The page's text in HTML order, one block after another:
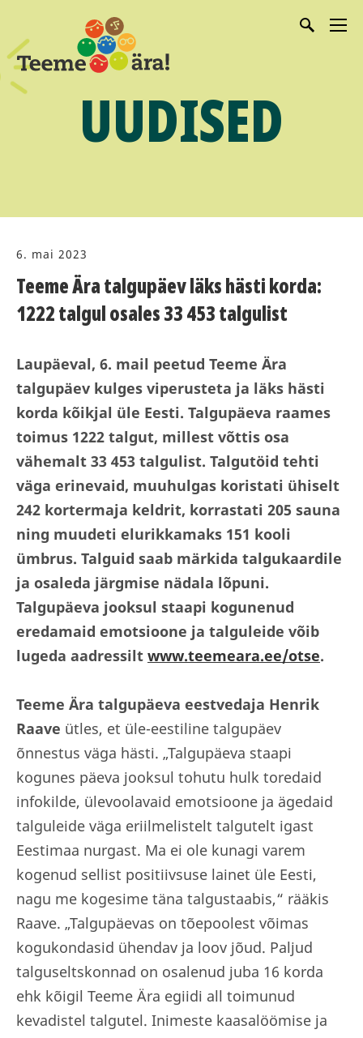
UUDISED
6. mai 2023
Teeme Ära talgupäev läks hästi korda:
1222 talgul osales 33 453 talgulist
Laupäeval, 6. mail peetud Teeme Ära
talgupäev kulges viperusteta ja läks hästi
korda kõikjal üle Eesti. Talgupäeva raames
toimus 1222 talgut, millest võttis osa
vähemalt 33 453 talgulist. Talgutöid tehti
väga erinevaid, muuhulgas koristati ühiselt
242 kortermaja keldrit, korrastati 205 sauna
ning muudeti elurikkamaks 151 kooli
ümbrus. Talguid saab märkida talgukaardile
ja osaleda järgmise nädala lõpuni.
Talgupäeva jooksul staapi kogunenud
eredamaid emotsioone ja talguleide võib
lugeda aadressilt www.teemeara.ee/otse.
Teeme Ära talgupäeva eestvedaja Henrik
Raave ütles, et üle-eestiline talgupäev
õnnestus väga hästi. „Talgupäeva staapi
kogunes päeva jooksul tohutu hulk toredaid
infokilde, ülevoolavaid emotsioone ja ägedaid
talguleide väga eriilmelistelt talgutelt igast
Eestimaa nurgast. Ma ei ole kunagi varem
kogenud sellist positiivsuse lainet üle Eesti,
nagu me kogesime täna talgustaabis,“ rääkis
Raave. „Talgupäevas on tõepoolest võimas
kogukondasid ühendav ja loov jõud. Paljud
talguseltskonnad on osalenud juba 16 korda
ehk kõigil Teeme Ära egiidi all toimunud
kevadistel talgutel. Inimeste kaasalöömise ja